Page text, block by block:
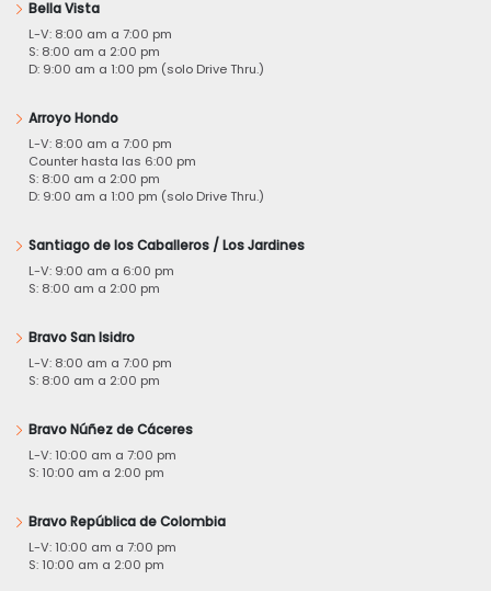
Bella Vista
L-V: 8:00 am a 7:00 pm
S: 8:00 am a 2:00 pm
D: 9:00 am a 1:00 pm (solo Drive Thru.)
Arroyo Hondo
L-V: 8:00 am a 7:00 pm
Counter hasta las 6:00 pm
S: 8:00 am a 2:00 pm
D: 9:00 am a 1:00 pm (solo Drive Thru.)
Santiago de los Caballeros / Los Jardines
L-V: 9:00 am a 6:00 pm
S: 8:00 am a 2:00 pm
Bravo San Isidro
L-V: 8:00 am a 7:00 pm
S: 8:00 am a 2:00 pm
Bravo Núñez de Cáceres
L-V: 10:00 am a 7:00 pm
S: 10:00 am a 2:00 pm
Bravo República de Colombia
L-V: 10:00 am a 7:00 pm
S: 10:00 am a 2:00 pm